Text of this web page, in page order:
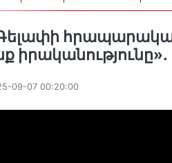
09-07 00:20:00